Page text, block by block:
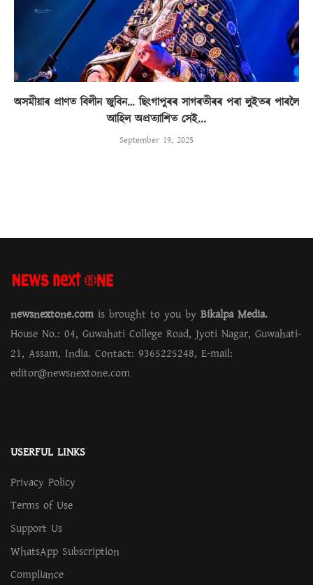
অসমীয়াৰ প্ৰাণত বিলীন জুবিন… ছিংগাপুৰৰ সাগৰতীৰৰ পৰা লুইতৰ পাৰলৈ
আহিল অপ্ৰত্যাশিত সেই...
September 19, 2025
newsnextone.com is brought to you by Bikalpa Media.
House No.: 04, Guwahati College Road, Jyoti Nagar, Guwahati-
21, Assam, India. Contact: 9365225248, E-mail:
editor@newsnextone.com
USERFUL LINKS
Privacy Policy
Terms of Use
Support Us
WhatsApp Subscription
Compliance